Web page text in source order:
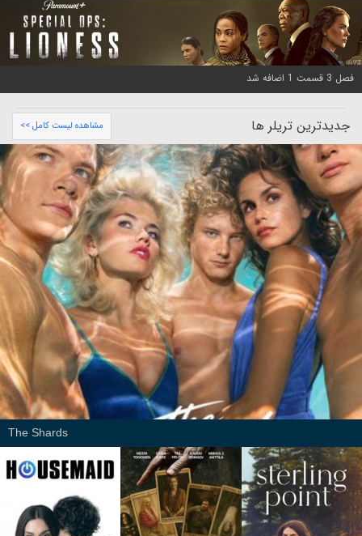
فصل 3 قسمت 1 اضافه شد
جدیدترین تریلر ها مشاهده لیست کامل >>
The Shards